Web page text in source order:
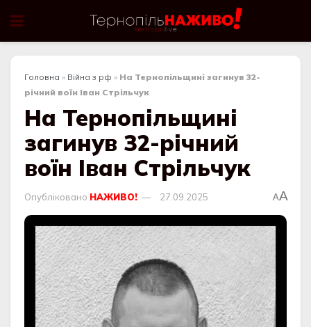
Головна » Війна з рф » На Тернопільщині загинув 32-
річний воїн Іван Стрільчук
На Тернопільщині
загинув 32-річний
воїн Іван Стрільчук
Опубліковано НАЖИВО! 27.09.2025 AA